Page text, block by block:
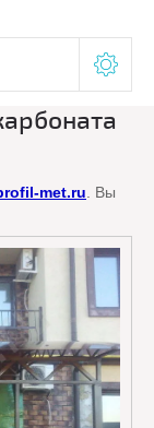
met.ru. Вы